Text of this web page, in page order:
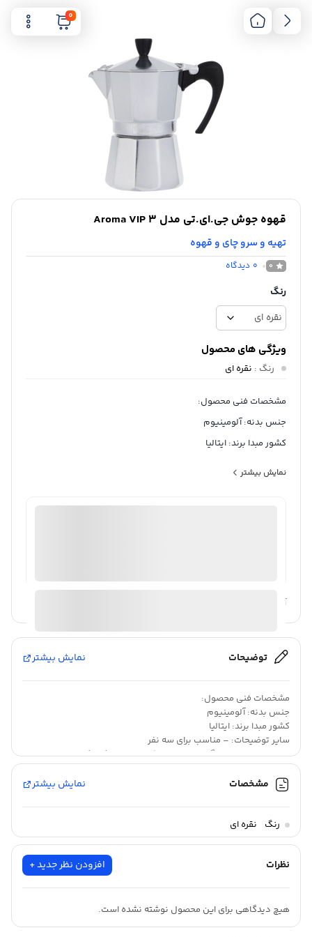
0
قهوه جوش جی.ای.تی مدل Aroma VIP 3
تهیه و سرو چای و قهوه
0
0 دیدگاه
رنگ
ویژگی های محصول
رنگ : نقره ای
مشخصات فنی محصول:
جنس بدنه: آلومینیوم
کشور مبدا برند: ایتالیا
– دارای واشر سیلیکونی با زبانه جهت بازکردن راحت‌
نمایش بیشتر
آیا قیمت مناسب تری سراغ دارید؟
توضیحات نمایش بیشتر
مشخصات فنی محصول:
جنس بدنه: آلومینیوم
کشور مبدا برند: ایتالیا
سایر توضیحات: – مناسب برای سه نفر
– مناسب برای اجاق گاز، ویترو سرامیک و صفحه الکتریکی
– دارای واشر سیلیکونی با زبانه جهت بازکردن راحت‌
اسپرسو به قهوه‌ای می‌گویند که برخلاف قهوه‌ی معمولی که از ریختن آب
جوش روی دانه‌های قهوه به دست می‌آید، به روشی خاص یعنی
عبوردادن پرفشار آبی که نزدیک به نقطه‌ی جوش است از میان دانه‌های
آسیاب‌شده قهوه درست می‌شود. یکی از وسایلی که به این منظور از آن
مشخصات نمایش بیشتر
رنگ نقره ای
نظرات افزودن نظر جدید +
هیچ دیدگاهی برای این محصول نوشته نشده است.